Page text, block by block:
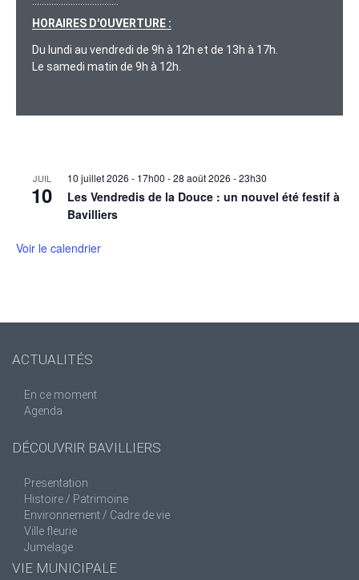
HORAIRES D'OUVERTURE :
Du lundi au vendredi de 9h à 12h et de 13h à 17h.
Le samedi matin de 9h à 12h.
JUIL
10
10 juillet 2026 - 17h00 -28 août 2026 - 23h30
Les Vendredis de la Douce : un nouvel été festif à
Bavilliers
Voir le calendrier
ACTUALITÉS
En ce moment
Agenda
DÉCOUVRIR BAVILLIERS
Presentation
Histoire / Patrimoine
Environnement / Cadre de vie
Ville fleurie
Jumelage
VIE MUNICIPALE